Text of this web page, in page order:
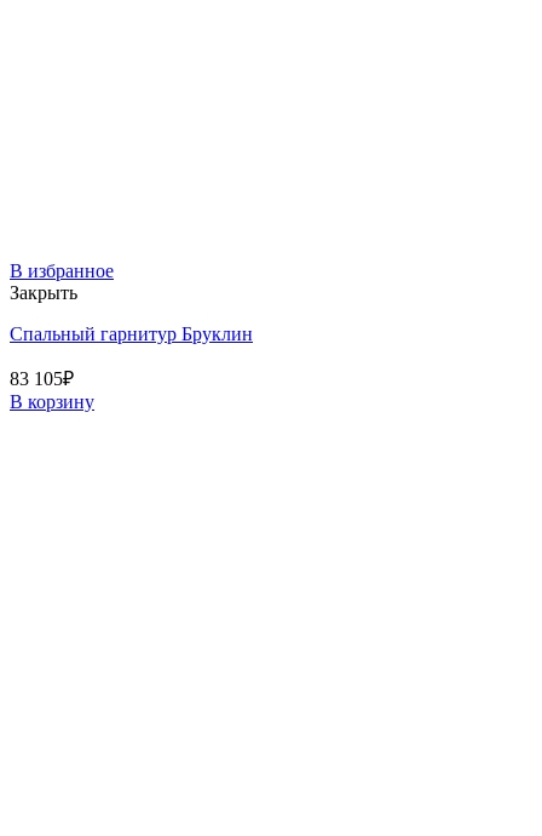
В избранное
Закрыть
Спальный гарнитур Бруклин
83 105₽
В корзину